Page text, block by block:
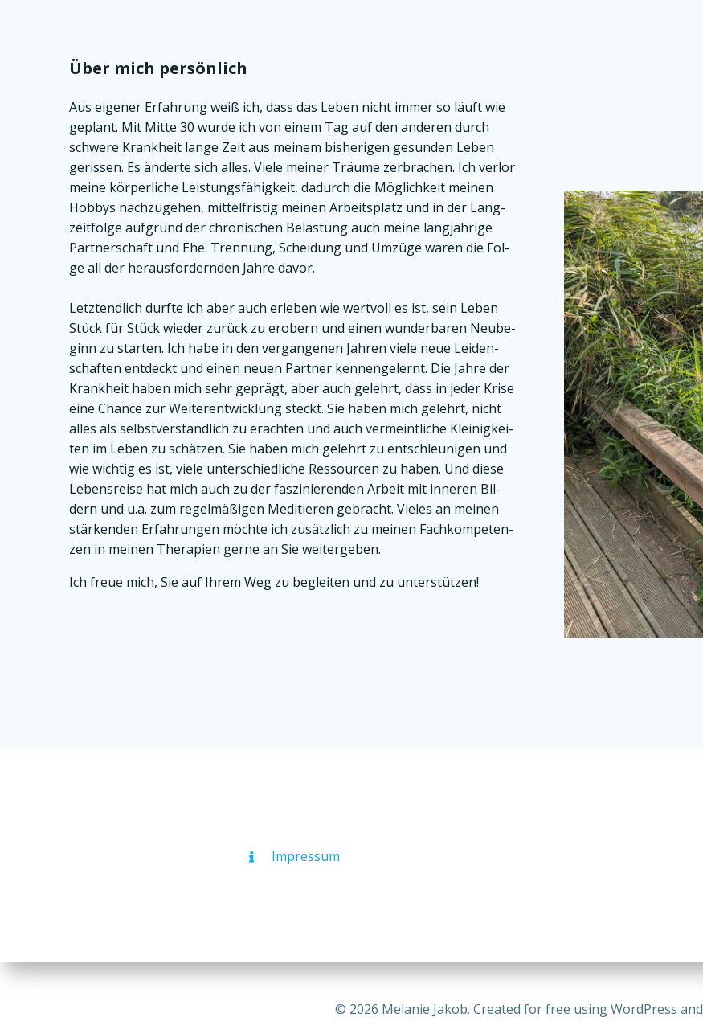
Über mich per­sön­lich
Aus eige­ner Erfah­rung weiß ich, dass das Leben nicht immer so läuft wie
geplant. Mit Mit­te 30 wur­de ich von einem Tag auf den ande­ren durch
schwe­re Krank­heit lan­ge Zeit aus mei­nem bis­he­ri­gen gesun­den Leben
geris­sen. Es änder­te sich alles. Vie­le mei­ner Träu­me zer­bra­chen. Ich ver­lor
mei­ne kör­per­li­che Leis­tungs­fä­hig­keit, dadurch die Mög­lich­keit mei­nen
Hob­bys nach­zu­ge­hen, mit­tel­fris­tig mei­nen Arbeits­platz und in der Lang­
zeit­fol­ge auf­grund der chro­ni­schen Belas­tung auch mei­ne lang­jäh­ri­ge
Part­ner­schaft und Ehe. Tren­nung, Schei­dung und Umzü­ge waren die Fol­
ge all der her­aus­for­dern­den Jah­re davor.
Letzt­end­lich durf­te ich aber auch erle­ben wie wert­voll es ist, sein Leben
Stück für Stück wie­der zurück zu erobern und einen wun­der­ba­ren Neu­be­
ginn zu star­ten. Ich habe in den ver­gan­ge­nen Jah­ren vie­le neue Lei­den­
schaf­ten ent­deckt und einen neu­en Part­ner ken­nen­ge­lernt. Die Jah­re der
Krank­heit haben mich sehr geprägt, aber auch gelehrt, dass in jeder Kri­se
eine Chan­ce zur Wei­ter­ent­wick­lung steckt. Sie haben mich gelehrt, nicht
alles als selbst­ver­ständ­lich zu erach­ten und auch ver­meint­li­che Klei­nig­kei­
ten im Leben zu schät­zen. Sie haben mich gelehrt zu ent­schleu­ni­gen und
wie wich­tig es ist, vie­le unter­schied­li­che Res­sour­cen zu haben. Und die­se
Lebens­rei­se hat mich auch zu der fas­zi­nie­ren­den Arbeit mit inne­ren Bil­
dern und u.a. zum regel­mä­ßi­gen Medi­tie­ren gebracht. Vie­les an mei­nen
stär­ken­den Erfah­run­gen möch­te ich zusätz­lich zu mei­nen Fach­kom­pe­ten­
zen in mei­nen The­ra­pien ger­ne an Sie wei­ter­ge­ben.
Ich freue mich, Sie auf Ihrem Weg zu beglei­ten und zu unter­stüt­zen!
Impres­sum
© 2026 Melanie Jakob. Created for free using WordPress and